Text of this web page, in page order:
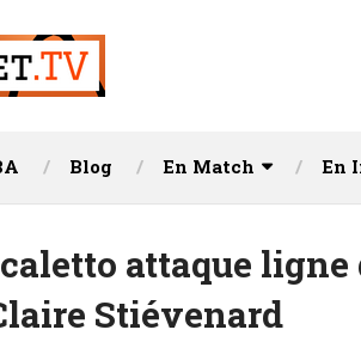
Blog En Match En
attaque ligne
Stiévenard